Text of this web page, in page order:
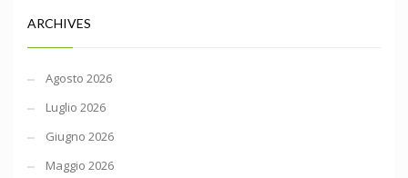
ARCHIVES
Agosto 2026
Luglio 2026
Giugno 2026
Maggio 2026